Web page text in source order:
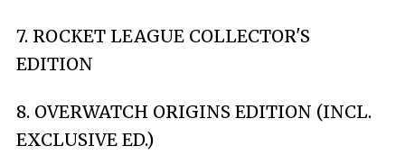
7. ROCKET LEAGUE COLLECTOR'S
EDITION
8. OVERWATCH ORIGINS EDITION (INCL.
EXCLUSIVE ED.)